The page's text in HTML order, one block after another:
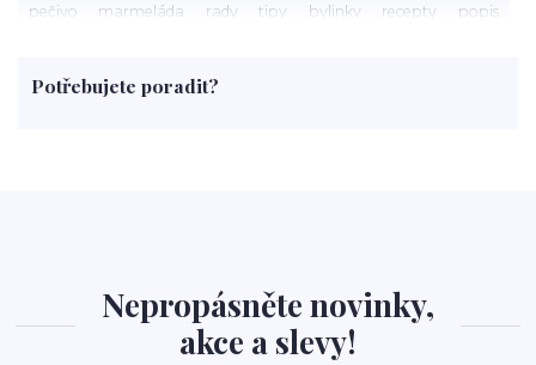
pečivo
marmeláda rady tipy bylinky recepty
popis
rohlíky
grilování čaj
Potřebujete poradit?
Nepropásněte novinky,
akce a slevy!